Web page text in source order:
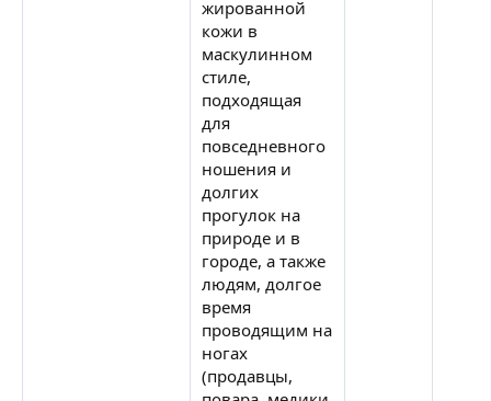
жированной
кожи в
маскулинном
стиле,
подходящая
для
повседневного
ношения и
долгих
прогулок на
природе и в
городе, а также
людям, долгое
время
проводящим на
ногах
(продавцы,